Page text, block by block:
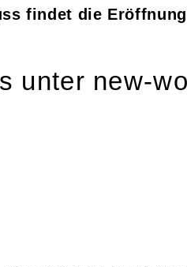
findet die
unter new-